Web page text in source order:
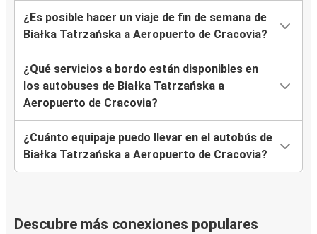
¿Es posible hacer un viaje de fin de semana de
Białka Tatrzańska a Aeropuerto de Cracovia?
¿Qué servicios a bordo están disponibles en
los autobuses de Białka Tatrzańska a
Aeropuerto de Cracovia?
¿Cuánto equipaje puedo llevar en el autobús de
Białka Tatrzańska a Aeropuerto de Cracovia?
Descubre más conexiones populares